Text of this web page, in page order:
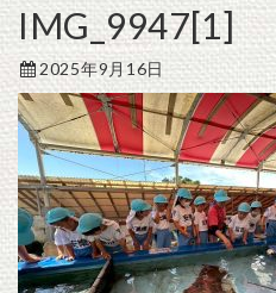
IMG_9947[1]
2025年9月16日